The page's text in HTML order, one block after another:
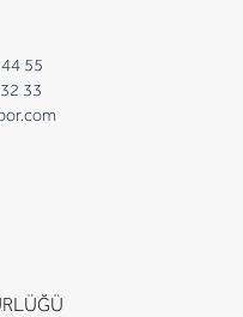
55
33